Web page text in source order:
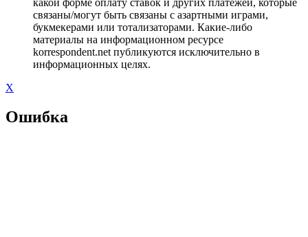
какой форме оплату ставок и других платежей, которые
связаны/могут быть связаны с азартными играми,
букмекерами или тотализаторами. Какие-либо
материалы на информационном ресурсе
korrespondent.net публикуются исключительно в
информационных целях.
X
Ошибка